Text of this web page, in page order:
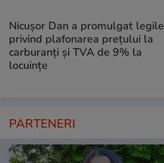
Nicușor Dan a promulgat legile
privind plafonarea prețului la
carburanți și TVA de 9% la
locuințe
PARTENERI